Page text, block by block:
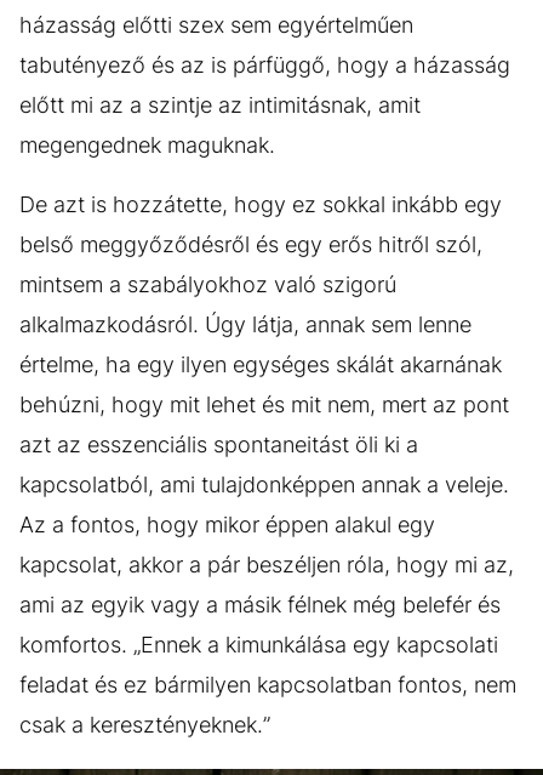
házasság előtti szex sem egyértelműen
tabutényező és az is párfüggő, hogy a házasság
előtt mi az a szintje az intimitásnak, amit
megengednek maguknak.
De azt is hozzátette, hogy ez sokkal inkább egy
belső meggyőződésről és egy erős hitről szól,
mintsem a szabályokhoz való szigorú
alkalmazkodásról. Úgy látja, annak sem lenne
értelme, ha egy ilyen egységes skálát akarnának
behúzni, hogy mit lehet és mit nem, mert az pont
azt az esszenciális spontaneitást öli ki a
kapcsolatból, ami tulajdonképpen annak a veleje.
Az a fontos, hogy mikor éppen alakul egy
kapcsolat, akkor a pár beszéljen róla, hogy mi az,
ami az egyik vagy a másik félnek még belefér és
komfortos. „Ennek a kimunkálása egy kapcsolati
feladat és ez bármilyen kapcsolatban fontos, nem
csak a keresztényeknek.”